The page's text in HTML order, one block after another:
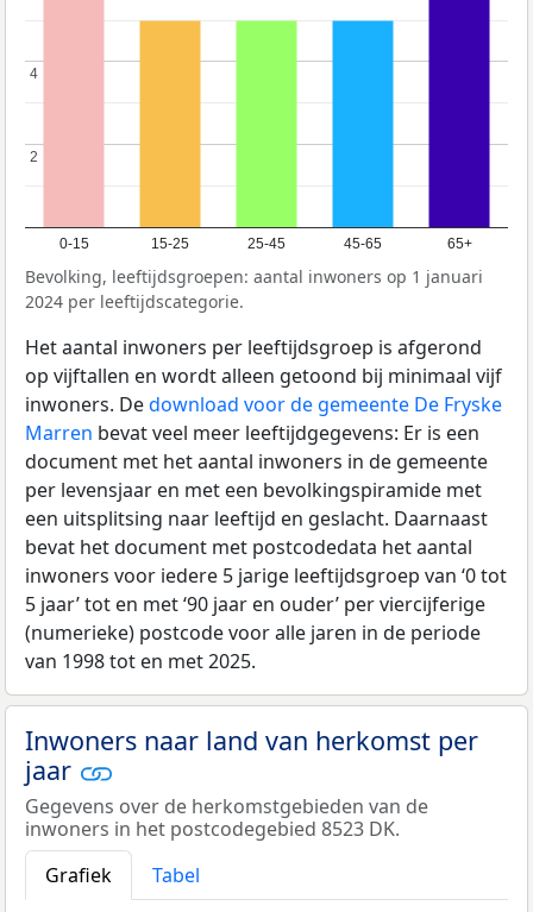
0-15 15-25 25-45 45-65 65+
2
2
4
4
Bevolking, leeftijdsgroepen: aantal inwoners op 1 januari
2024 per leeftijdscategorie.
Het aantal inwoners per leeftijdsgroep is afgerond
op vijftallen en wordt alleen getoond bij minimaal vijf
inwoners. Dedownload voor de gemeente De Fryske
Marren bevat veel meer leeftijdgegevens: Er is een
document met het aantal inwoners in de gemeente
per levensjaar en met een bevolkingspiramide met
een uitsplitsing naar leeftijd en geslacht. Daarnaast
bevat het document met postcodedata het aantal
inwoners voor iedere 5 jarige leeftijdsgroep van ‘0 tot
5 jaar’ tot en met ‘90 jaar en ouder’ per viercijferige
(numerieke) postcode voor alle jaren in de periode
van 1998 tot en met 2025.
Inwoners naar land van herkomst per
jaar
Gegevens over de herkomstgebieden van de
inwoners in het postcodegebied 8523 DK.
Grafiek
Tabel